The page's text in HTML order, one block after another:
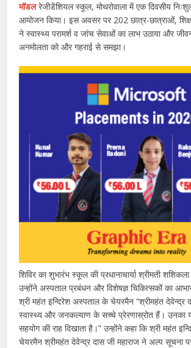
मॉडलरेजीडेंशियल स्कूल, मोथरोवाला में एक दिवसीय
आयोजन किया। इस अवसर पर 202 छात्र-छात्राओं,
ने स्वास्थ्य परामर्श व जांच सेवाओं का लाभ उठाया और
अनमोलता को और गहराई से समझा।
शिविर का शुभारंभ स्कूल की प्रधानाचार्या श्रीमती
उन्होंने अस्पताल प्रबंधन और विशेषज्ञ चिकित्सकों का
श्री महंत इन्दिरेश अस्पताल के चेयरमैन “श्रीमहंत देवेन्द्र
स्वास्थ्य और जनकल्याण के सच्चे प्रेरणास्रोत हैं। उनका
सहयोग की राह दिखाता है।” उन्होंने कहा कि श्री महंत
चेयरमैन श्रीमहंत देवेन्द्र दास जी महाराज ने अल्प सूचना